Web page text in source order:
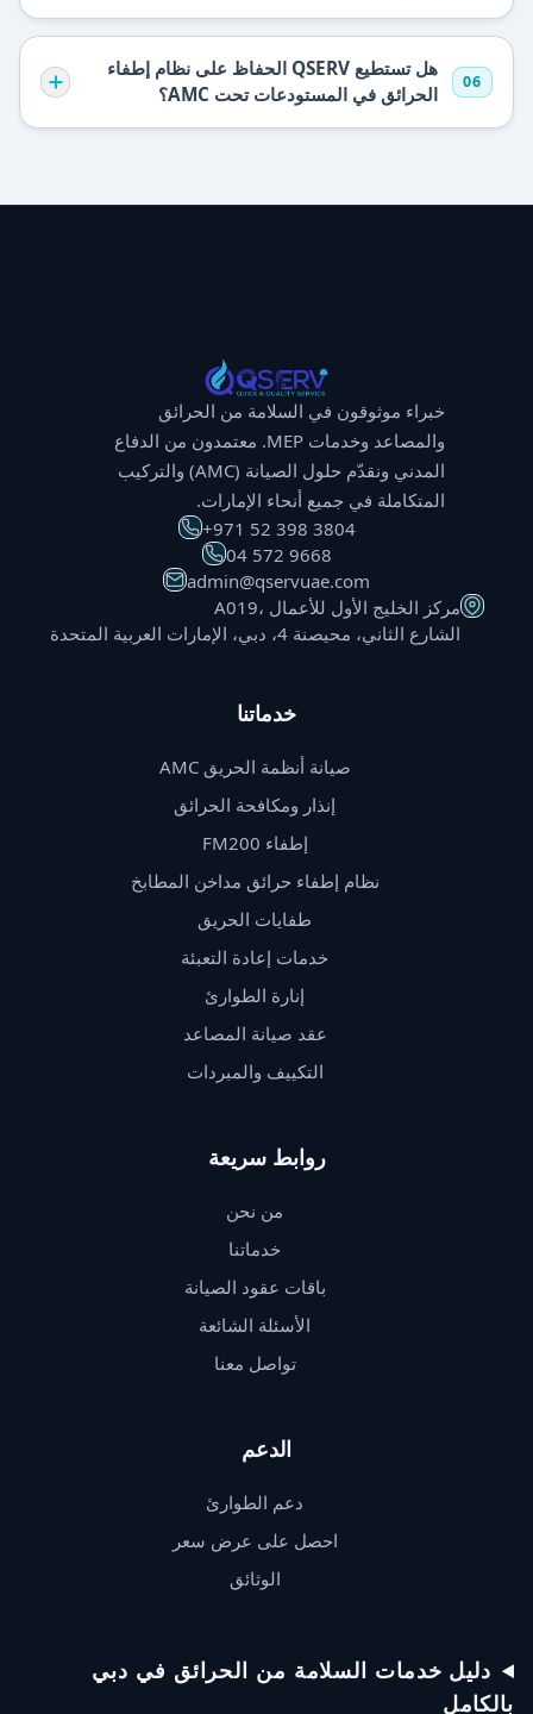
06
هل تستطيع QSERV الحفاظ على نظام إطفاء
الحرائق في المستودعات تحت AMC؟
خبراء موثوقون في السلامة من الحرائق
والمصاعد وخدمات MEP. معتمدون من الدفاع
المدني ونقدّم حلول الصيانة (AMC) والتركيب
المتكاملة في جميع أنحاء الإمارات.
⁦+971 52 398 3804⁩
⁦04 572 9668⁩
admin@qservuae.com
A019، مركز الخليج الأول للأعمال
الشارع الثاني، محيصنة 4، دبي، الإمارات العربية المتحدة
خدماتنا
صيانة أنظمة الحريق AMC
إنذار ومكافحة الحرائق
إطفاء FM200
نظام إطفاء حرائق مداخن المطابخ
طفايات الحريق
خدمات إعادة التعبئة
إنارة الطوارئ
عقد صيانة المصاعد
التكييف والمبردات
روابط سريعة
من نحن
خدماتنا
باقات عقود الصيانة
الأسئلة الشائعة
تواصل معنا
الدعم
دعم الطوارئ
احصل على عرض سعر
الوثائق
دليل خدمات السلامة من الحرائق في دبي
بالكامل